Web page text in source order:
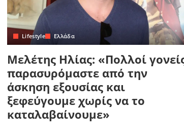
Lifestyle Ελλάδα
Μελέτης Ηλίας: «Πολλοί
παρασυρόμαστε από την
άσκηση εξουσίας και
ξεφεύγουμε χωρίς να το
καταλαβαίνουμε»